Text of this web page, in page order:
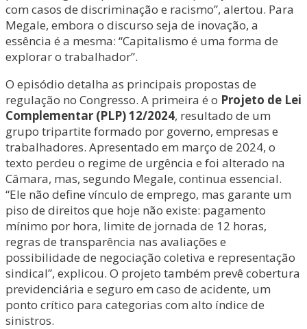
com casos de discriminação e racismo”, alertou. Para
Megale, embora o discurso seja de inovação, a
essência é a mesma: “Capitalismo é uma forma de
explorar o trabalhador”.
O episódio detalha as principais propostas de
regulação no Congresso. A primeira é o Projeto de Lei
Complementar (PLP) 12/2024, resultado de um
grupo tripartite formado por governo, empresas e
trabalhadores. Apresentado em março de 2024, o
texto perdeu o regime de urgência e foi alterado na
Câmara, mas, segundo Megale, continua essencial.
“Ele não define vínculo de emprego, mas garante um
piso de direitos que hoje não existe: pagamento
mínimo por hora, limite de jornada de 12 horas,
regras de transparência nas avaliações e
possibilidade de negociação coletiva e representação
sindical”, explicou. O projeto também prevê cobertura
previdenciária e seguro em caso de acidente, um
ponto crítico para categorias com alto índice de
sinistros.